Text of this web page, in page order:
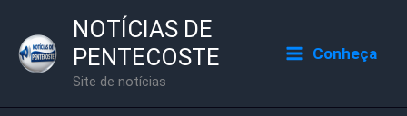
para
NOTÍCIAS DE
PENTECOSTE
Site de notícias
Conheça